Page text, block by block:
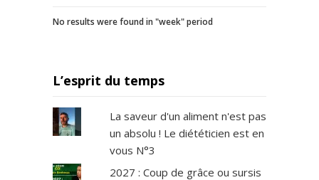
No results were found in "week" period
L’esprit du temps
La saveur d'un aliment n'est pas
un absolu ! Le diététicien est en
vous N°3
2027 : Coup de grâce ou sursis